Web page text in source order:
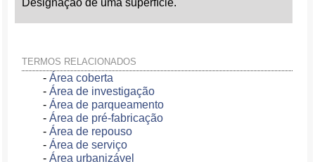
Designação de uma superfície.
TERMOS RELACIONADOS
-Área coberta
-Área de investigação
-Área de parqueamento
-Área de pré-fabricação
-Área de repouso
-Área de serviço
-Área urbanizável